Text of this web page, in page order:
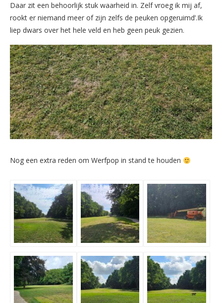
Daar zit een behoorlijk stuk waarheid in. Zelf vroeg ik mij af,
rookt er niemand meer of zijn zelfs de peuken opgeruimd’.Ik
liep dwars over het hele veld en heb geen peuk gezien.
Nog een extra reden om Werfpop in stand te houden